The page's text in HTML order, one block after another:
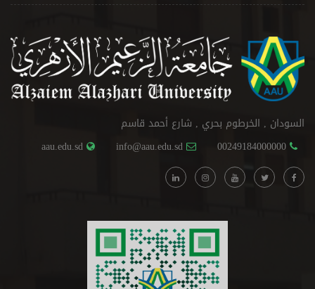
السودان , الخرطوم بحري , شارع أحمد قاسم
00249184000000
info@aau.edu.sd
aau.edu.sd